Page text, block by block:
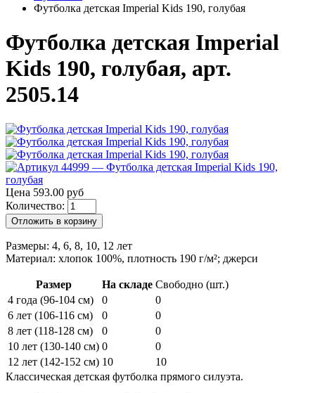
Футболка детская Imperial Kids 190, голубая
Футболка детская Imperial
Kids 190, голубая, арт.
2505.14
Цена 593.00 руб
Количество:
Отложить в корзину
Размеры: 4, 6, 8, 10, 12 лет
Материал: хлопок 100%, плотность 190 г/м²; джерси
Размер На складе Свободно (шт.)
4 года (96-104 см)
0
0
6 лет (106-116 см)
0
0
8 лет (118-128 см)
0
0
10 лет (130-140 см) 0
0
12 лет (142-152 см) 10
10
Классическая детская футболка прямого силуэта.